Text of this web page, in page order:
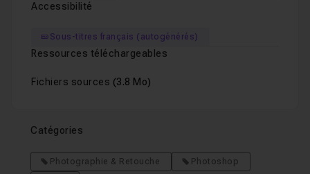
Accessibilité
Sous-titres français (autogénérés)
Ressources téléchargeables
Fichiers sources (3.8 Mo)
Catégories
Photographie & Retouche
Photoshop